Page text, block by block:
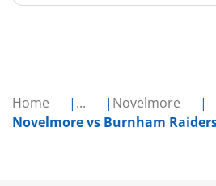
Home ...
Novelmore
Novelmore vs Burnham